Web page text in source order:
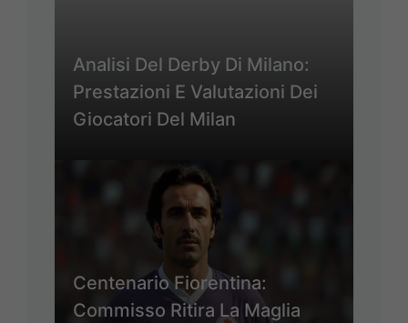
Analisi Del Derby Di Milano:
Prestazioni E Valutazioni Dei
Giocatori Del Milan
Centenario Fiorentina:
Commisso Ritira La Maglia